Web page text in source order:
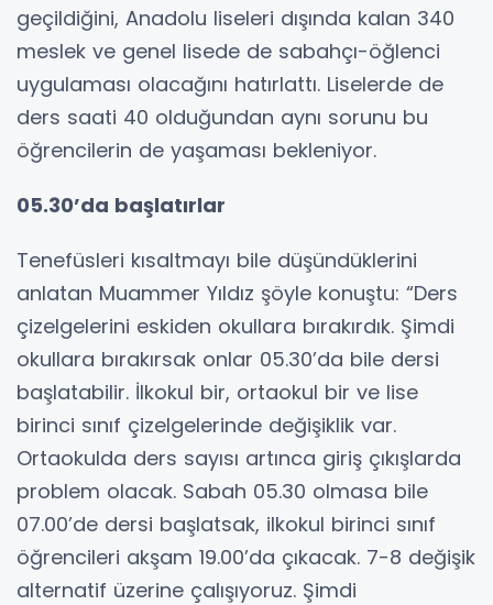
geçildiğini, Anadolu liseleri dışında kalan 340
meslek ve genel lisede de sabahçı-öğlenci
uygulaması olacağını hatırlattı. Liselerde de
ders saati 40 olduğundan aynı sorunu bu
öğrencilerin de yaşaması bekleniyor.
05.30’da başlatırlar
Tenefüsleri kısaltmayı bile düşündüklerini
anlatan Muammer Yıldız şöyle konuştu: “Ders
çizelgelerini eskiden okullara bırakırdık. Şimdi
okullara bırakırsak onlar 05.30’da bile dersi
başlatabilir. İlkokul bir, ortaokul bir ve lise
birinci sınıf çizelgelerinde değişiklik var.
Ortaokulda ders sayısı artınca giriş çıkışlarda
problem olacak. Sabah 05.30 olmasa bile
07.00’de dersi başlatsak, ilkokul birinci sınıf
öğrencileri akşam 19.00’da çıkacak. 7-8 değişik
alternatif üzerine çalışıyoruz. Şimdi